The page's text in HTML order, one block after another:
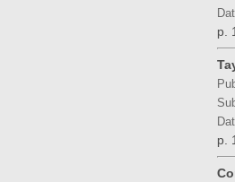
p.
p.